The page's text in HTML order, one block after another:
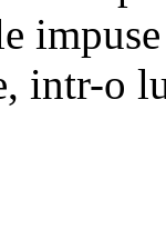
intr-o